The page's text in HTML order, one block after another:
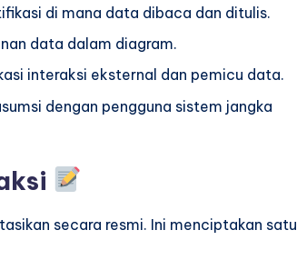
di mana data dibaca dan ditulis.
data dalam diagram.
interaksi eksternal dan pemicu data.
dengan pengguna sistem jangka
secara resmi. Ini menciptakan satu